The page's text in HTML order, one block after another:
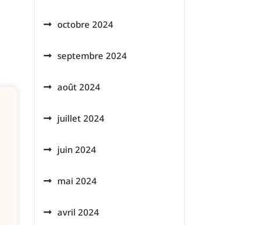
octobre 2024
septembre 2024
août 2024
juillet 2024
juin 2024
mai 2024
avril 2024